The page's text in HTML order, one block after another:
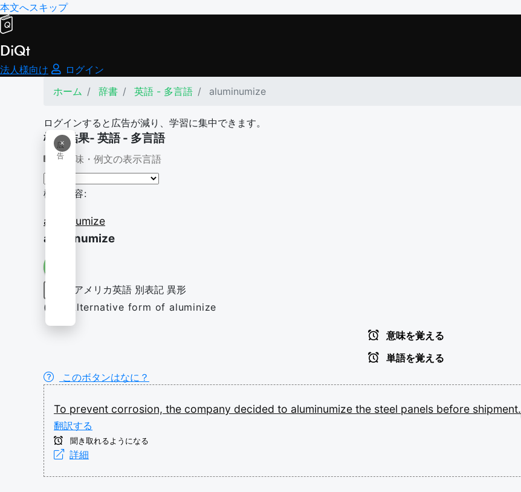
本文へスキップ
DiQt
法人様向け
ログイン
ホーム
辞書 英語 - 多言語 aluminumize
ログインすると広告が減り、学習に集中できます。
×
広
告
検索結果- 英語 - 多言語
意味・例文の表示言語
検索内容:
aluminumize
aluminumize
アメリカ英語 別表記 異形
(US) Alternative form of aluminize
意味を覚える
単語を覚える
このボタンはなに？
To prevent corrosion, the company decided to aluminumize the steel panels before shipment.
翻訳する
聞き取れるようになる
詳細